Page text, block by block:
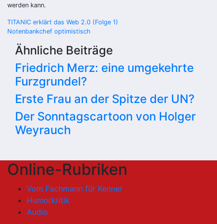
werden kann.
Beitragsnavigation
TITANIC erklärt das Web 2.0 (Folge 1)
Notenbankchef optimistisch
Ähnliche Beiträge
Friedrich Merz: eine umgekehrte
Furzgrundel?
Erste Frau an der Spitze der UN?
Der Sonntagscartoon von Holger
Weyrauch
Online-Rubriken
Vom Fachmann für Kenner
Humorkritik
Audio